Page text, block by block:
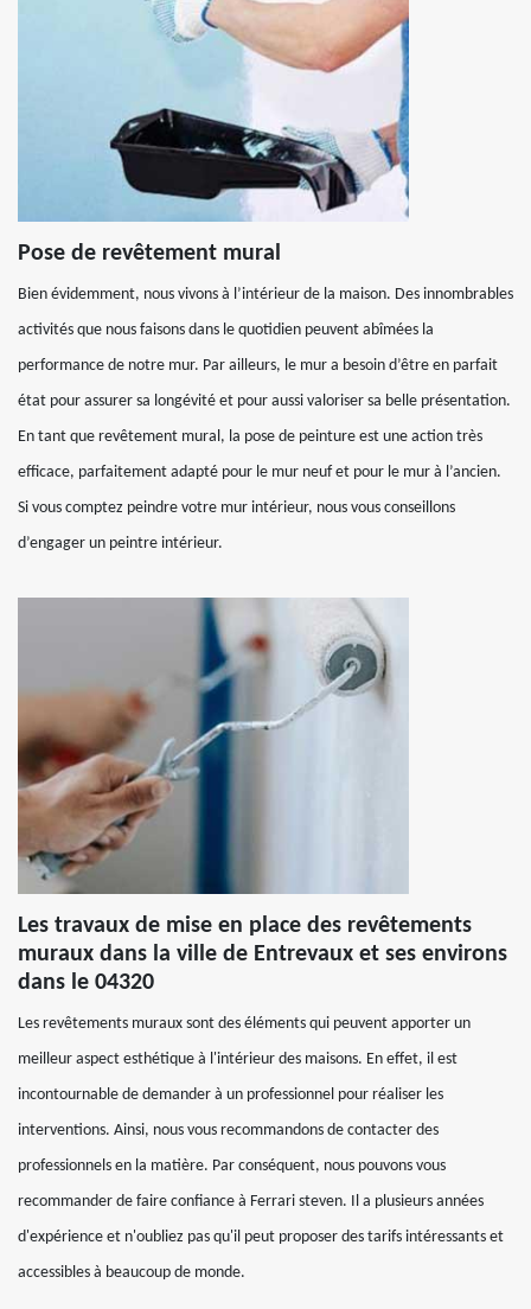
Pose de revêtement mural
Bien évidemment, nous vivons à l’intérieur de la maison. Des innombrables
activités que nous faisons dans le quotidien peuvent abîmées la
performance de notre mur. Par ailleurs, le mur a besoin d’être en parfait
état pour assurer sa longévité et pour aussi valoriser sa belle présentation.
En tant que revêtement mural, la pose de peinture est une action très
efficace, parfaitement adapté pour le mur neuf et pour le mur à l’ancien.
Si vous comptez peindre votre mur intérieur, nous vous conseillons
d’engager un peintre intérieur.
Les travaux de mise en place des revêtements
muraux dans la ville de Entrevaux et ses environs
dans le 04320
Les revêtements muraux sont des éléments qui peuvent apporter un
meilleur aspect esthétique à l'intérieur des maisons. En effet, il est
incontournable de demander à un professionnel pour réaliser les
interventions. Ainsi, nous vous recommandons de contacter des
professionnels en la matière. Par conséquent, nous pouvons vous
recommander de faire confiance à Ferrari steven. Il a plusieurs années
d'expérience et n'oubliez pas qu'il peut proposer des tarifs intéressants et
accessibles à beaucoup de monde.